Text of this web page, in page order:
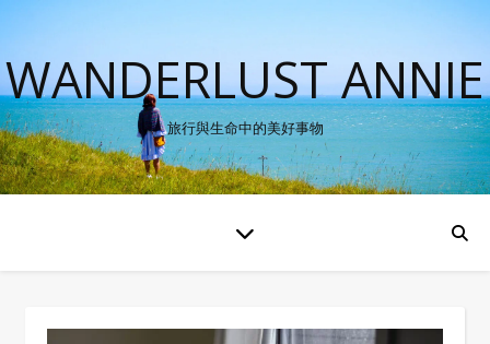
WANDERLUST ANNIE
旅行與生命中的美好事物